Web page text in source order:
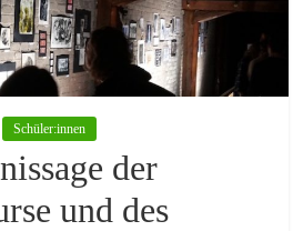
Schüler:innen
der
und des